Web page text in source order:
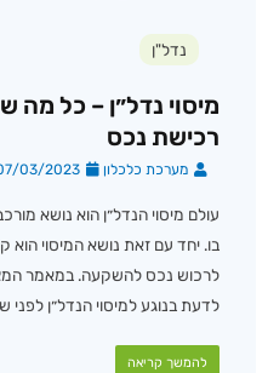
נדל"ן
מיסוי נדל״ן – כל מה
רכישת נכס
מערכת כלכלון
עולם מיסוי הנדל״ן הוא נושא
בו. יחד עם זאת נושא המיסוי
לרכוש נכס להשקעה. במאמר
לדעת בנוגע למיסוי הנדל״ן
להמשך קריאה